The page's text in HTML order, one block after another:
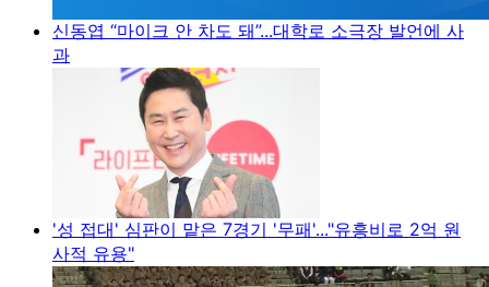
신동엽 “마이크 안 차도 돼”...대학로 소극장 발언에 사
과
'성 접대' 심판이 맡은 7경기 '무패'..."유흥비로 2억 원
사적 유용"